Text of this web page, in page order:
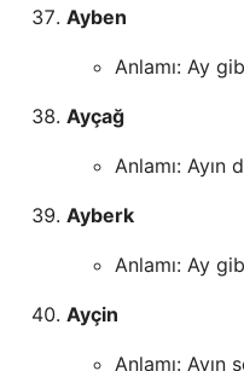
Ayben
Anlamı: Ay
Ayçağ
Anlamı: Ayın
Ayberk
Anlamı: Ay
Ayçin
Anlamı: Ayın